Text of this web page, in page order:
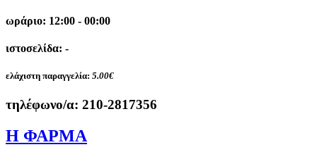
ωράριο: 12:00 - 00:00
ιστοσελίδα: -
ελάχιστη παραγγελία: 5.00€
τηλέφωνο/α: 210-2817356
Η ΦΑΡΜΑ